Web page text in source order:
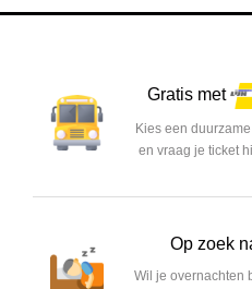
Gratis met
Kies een
en vraag je ticket
Op zoek
Wil je overnachten